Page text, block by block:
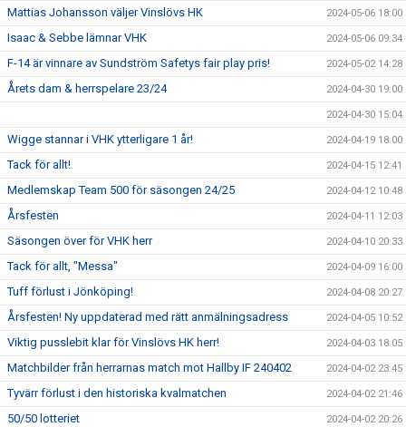
Mattias Johansson väljer Vinslövs HK 2024-05-06 18:00
Isaac & Sebbe lämnar VHK 2024-05-06 09:34
F-14 är vinnare av Sundström Safetys fair play pris! 2024-05-02 14:28
Årets dam & herrspelare 23/24 2024-04-30 19:00
2024-04-30 15:04
Wigge stannar i VHK ytterligare 1 år! 2024-04-19 18:00
Tack för allt! 2024-04-15 12:41
Medlemskap Team 500 för säsongen 24/25 2024-04-12 10:48
Årsfesten 2024-04-11 12:03
Säsongen över för VHK herr 2024-04-10 20:33
Tack för allt, "Messa" 2024-04-09 16:00
Tuff förlust i Jönköping! 2024-04-08 20:27
Årsfesten! Ny uppdaterad med rätt anmälningsadress 2024-04-05 10:52
Viktig pusslebit klar för Vinslövs HK herr! 2024-04-03 18:05
Matchbilder från herrarnas match mot Hallby IF 240402 2024-04-02 23:45
Tyvärr förlust i den historiska kvalmatchen 2024-04-02 21:46
50/50 lotteriet 2024-04-02 20:26